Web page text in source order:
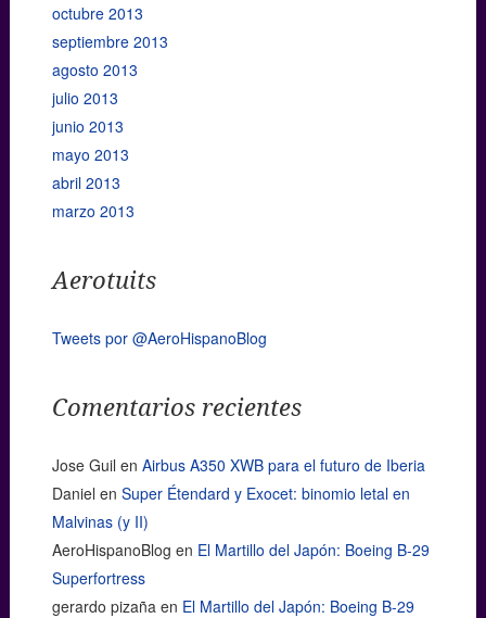
octubre 2013
septiembre 2013
agosto 2013
julio 2013
junio 2013
mayo 2013
abril 2013
marzo 2013
Aerotuits
Tweets por @AeroHispanoBlog
Comentarios recientes
Jose Guil en Airbus A350 XWB para el futuro de Iberia
Daniel en Super Étendard y Exocet: binomio letal en
Malvinas (y II)
AeroHispanoBlog en El Martillo del Japón: Boeing B-29
Superfortress
gerardo pizaña en El Martillo del Japón: Boeing B-29